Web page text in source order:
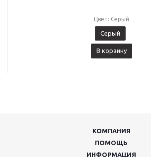
Цвет: Серый
Серый
В корзину
КОМПАНИЯ
ПОМОЩЬ
ИНФОРМАЦИЯ